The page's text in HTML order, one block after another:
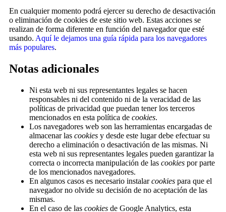
En cualquier momento podrá ejercer su derecho de desactivación
o eliminación de cookies de este sitio web. Estas acciones se
realizan de forma diferente en función del navegador que esté
usando. Aquí le dejamos una guía rápida para los navegadores
más populares.
Notas adicionales
Ni esta web ni sus representantes legales se hacen
responsables ni del contenido ni de la veracidad de las
políticas de privacidad que puedan tener los terceros
mencionados en esta política de cookies.
Los navegadores web son las herramientas encargadas de
almacenar las cookies y desde este lugar debe efectuar su
derecho a eliminación o desactivación de las mismas. Ni
esta web ni sus representantes legales pueden garantizar la
correcta o incorrecta manipulación de las cookies por parte
de los mencionados navegadores.
En algunos casos es necesario instalarcookies para que el
navegador no olvide su decisión de no aceptación de las
mismas.
En el caso de las cookies de Google Analytics, esta